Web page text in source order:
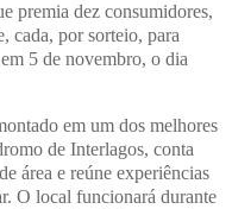
premia dez consumidores,
cada, por sorteio, para
5 de novembro, o dia
em um dos melhores
de Interlagos, conta
área e reúne experiências
O local funcionará durante